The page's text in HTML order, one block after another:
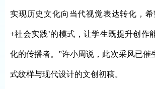
实现历史文化向当代视觉表达转化，
+社会实践’的模式，让学生既提升创作
化的传播者。”许小周说，此次采风已催
式纹样与现代设计的文创初稿。